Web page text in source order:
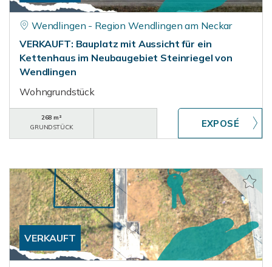
Wendlingen - Region Wendlingen am Neckar
VERKAUFT: Bauplatz mit Aussicht für ein
Kettenhaus im Neubaugebiet Steinriegel von
Wendlingen
Wohngrundstück
268 m²
GRUNDSTÜCK
VERKAUFT